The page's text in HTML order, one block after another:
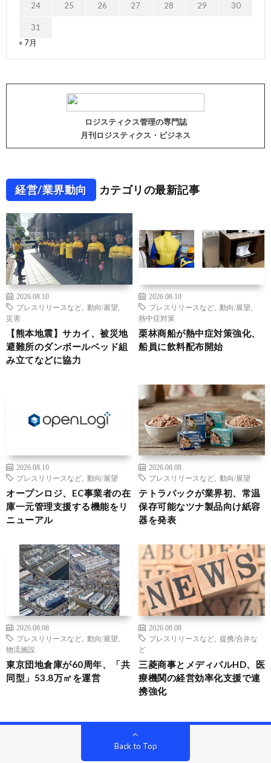
24 25 26 27 28 29 30
31
« 7月
ロジスティクス管理の専門誌
月刊ロジスティクス・ビジネス
経営/業界動向 カテゴリの最新記事
2026.08.10
プレスリリースなど
動向/展望
災害
【熊本地震】サカイ、被災地
避難所のダンボールベッド組
み立てなどに協力
2026.08.10
プレスリリースなど
動向/展望
熱中症対策
栗林商船が熱中症対策強化、
船員に飲料配布開始
2026.08.10
プレスリリースなど
動向/展望
オープンロジ、EC事業者の在
庫一元管理支援する機能をリ
ニューアル
2026.08.08
プレスリリースなど
動向/展望
テトラパックが業界初、常温
保存可能なツナ製品向け紙容
器を発表
2026.08.08
プレスリリースなど
動向/展望
物流施設
東京団地倉庫が60周年、「共
同型」53.8万㎡を運営
2026.08.08
プレスリリースなど
提携/合弁な
ど
三菱商事とメディパルHD、医
療機関の経営効率化支援で連
携強化
Back to Top